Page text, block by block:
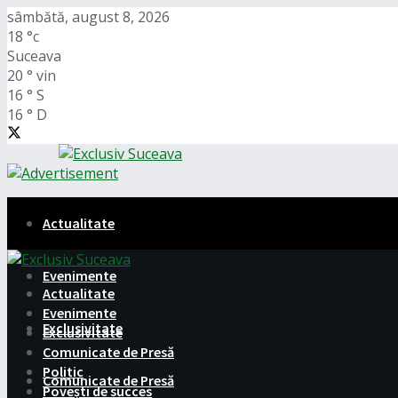
sâmbătă, august 8, 2026
18 °c
Suceava
20 ° vin
16 ° S
16 ° D
Actualitate
Evenimente
Exclusivitate
Comunicate de Presă
Actualitate
Evenimente
Exclusivitate
Comunicate de Presă
Politic
Povești de succes